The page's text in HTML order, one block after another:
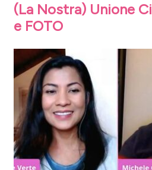
(La Nostra) Unione
e FOTO